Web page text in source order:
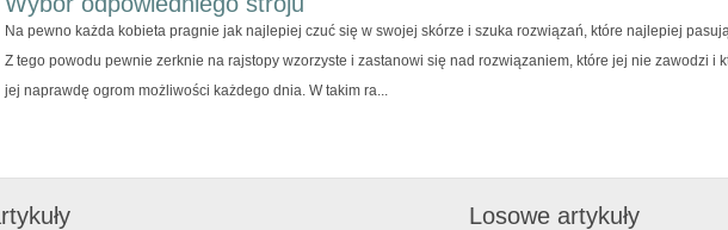
Na pewno każda kobieta pragnie jak najlepiej czuć się w swojej skórze i szuka rozwiązań, które najlepiej
Z tego powodu pewnie zerknie na rajstopy wzorzyste i zastanowi się nad rozwiązaniem, które jej nie zawodzi i
jej naprawdę ogrom możliwości każdego dnia. W takim ra...
Losowe artykuły